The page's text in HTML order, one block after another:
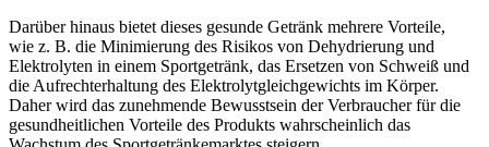
Darüber hinaus bietet dieses gesunde Getränk mehrere Vorteile,
wie z. B. die Minimierung des Risikos von Dehydrierung und
Elektrolyten in einem Sportgetränk, das Ersetzen von Schweiß und
die Aufrechterhaltung des Elektrolytgleichgewichts im Körper.
Daher wird das zunehmende Bewusstsein der Verbraucher für die
gesundheitlichen Vorteile des Produkts wahrscheinlich das